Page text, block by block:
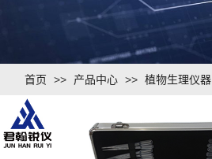
首页 >> 产品中心 >> 植物生理仪器